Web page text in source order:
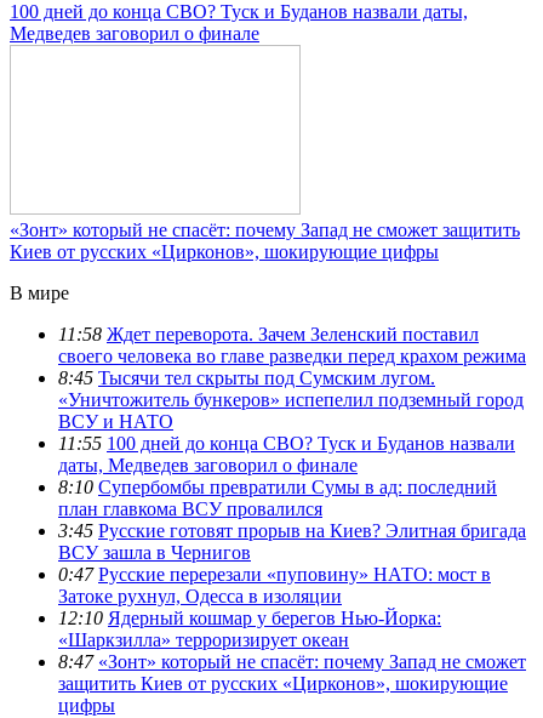
100 дней до конца СВО? Туск и Буданов назвали даты,
Медведев заговорил о финале
«Зонт» который не спасёт: почему Запад не сможет защитить
Киев от русских «Цирконов», шокирующие цифры
В мире
11:58 Ждет переворота. Зачем Зеленский поставил
своего человека во главе разведки перед крахом режима
8:45 Тысячи тел скрыты под Сумским лугом.
«Уничтожитель бункеров» испепелил подземный город
ВСУ и НАТО
11:55 100 дней до конца СВО? Туск и Буданов назвали
даты, Медведев заговорил о финале
8:10 Супербомбы превратили Сумы в ад: последний
план главкома ВСУ провалился
3:45 Русские готовят прорыв на Киев? Элитная бригада
ВСУ зашла в Чернигов
0:47 Русские перерезали «пуповину» НАТО: мост в
Затоке рухнул, Одесса в изоляции
12:10 Ядерный кошмар у берегов Нью-Йорка:
«Шаркзилла» терроризирует океан
8:47 «Зонт» который не спасёт: почему Запад не сможет
защитить Киев от русских «Цирконов», шокирующие
цифры